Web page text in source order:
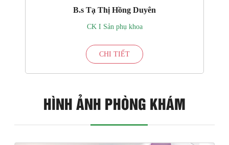
B.s Tạ Thị Hồng Duyên
CK I Sản phụ khoa
CHI TIẾT
HÌNH ẢNH PHÒNG KHÁM